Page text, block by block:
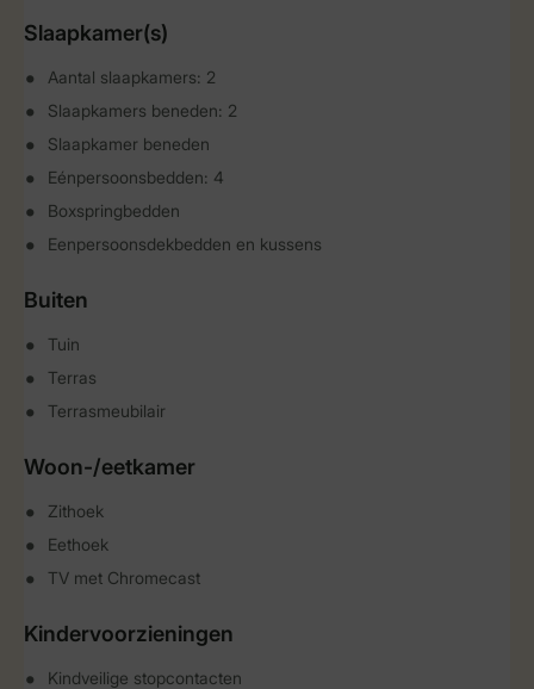
Slaapkamer(s)
Aantal slaapkamers: 2
Slaapkamers beneden: 2
Slaapkamer beneden
Eénpersoonsbedden: 4
Boxspringbedden
Eenpersoonsdekbedden en kussens
Buiten
Tuin
Terras
Terrasmeubilair
Woon-/eetkamer
Zithoek
Eethoek
TV met Chromecast
Kindervoorzieningen
Kindveilige stopcontacten